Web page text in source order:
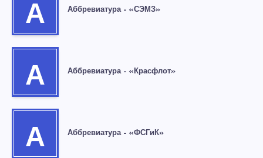
А Аббревиатура – «СЭМЗ»
А Аббревиатура – «Красфлот»
А Аббревиатура – «ФСГиК»